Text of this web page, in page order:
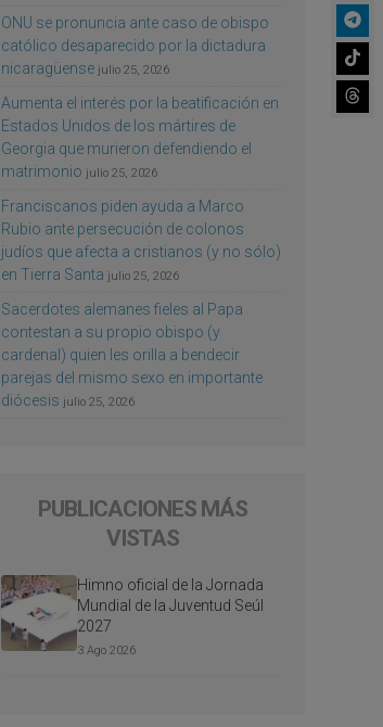
ONU se pronuncia ante caso de obispo
católico desaparecido por la dictadura
nicaragüense julio 25, 2026
Aumenta el interés por la beatificación en
Estados Unidos de los mártires de
Georgia que murieron defendiendo el
matrimonio julio 25, 2026
Franciscanos piden ayuda a Marco
Rubio ante persecución de colonos
judíos que afecta a cristianos (y no sólo)
en Tierra Santa julio 25, 2026
Sacerdotes alemanes fieles al Papa
contestan a su propio obispo (y
cardenal) quien les orilla a bendecir
parejas del mismo sexo en importante
diócesis julio 25, 2026
PUBLICACIONES MÁS
VISTAS
Himno oficial de la Jornada
Mundial de la Juventud Seúl
2027
3 Ago 2026